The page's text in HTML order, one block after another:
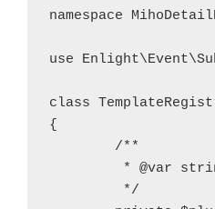
namespace
use
class
{